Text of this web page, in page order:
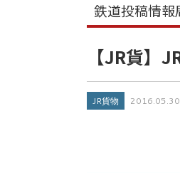
鉄道投稿情報
【JR貨】
JR貨物 2016.05.30